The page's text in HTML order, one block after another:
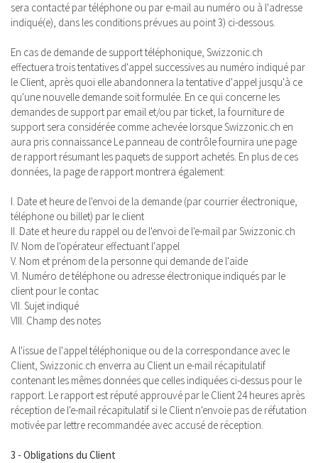
sera contacté par téléphone ou par e-mail au numéro ou à l'adresse
indiqué(e), dans les conditions prévues au point 3) ci-dessous.
En cas de demande de support téléphonique, Swizzonic.ch
effectuera trois tentatives d'appel successives au numéro indiqué par
le Client, après quoi elle abandonnera la tentative d'appel jusqu'à ce
qu'une nouvelle demande soit formulée. En ce qui concerne les
demandes de support par email et/ou par ticket, la fourniture de
support sera considérée comme achevée lorsque Swizzonic.ch en
aura pris connaissance Le panneau de contrôle fournira une page
de rapport résumant les paquets de support achetés. En plus de ces
données, la page de rapport montrera également:
I. Date et heure de l'envoi de la demande (par courrier électronique,
téléphone ou billet) par le client
II. Date et heure du rappel ou de l'envoi de l'e-mail par Swizzonic.ch
IV. Nom de l'opérateur effectuant l'appel
V. Nom et prénom de la personne qui demande de l'aide
VI. Numéro de téléphone ou adresse électronique indiqués par le
client pour le contac
VII. Sujet indiqué
VIII. Champ des notes
A l'issue de l'appel téléphonique ou de la correspondance avec le
Client, Swizzonic.ch enverra au Client un e-mail récapitulatif
contenant les mêmes données que celles indiquées ci-dessus pour le
rapport. Le rapport est réputé approuvé par le Client 24 heures après
réception de l'e-mail récapitulatif si le Client n'envoie pas de réfutation
motivée par lettre recommandée avec accusé de réception.
3 - Obligations du Client